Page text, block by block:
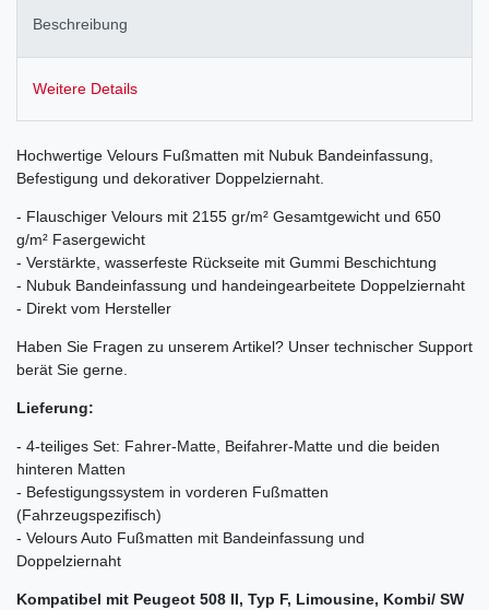
Beschreibung
Weitere Details
Hochwertige Velours Fußmatten mit Nubuk Bandeinfassung,
Befestigung und dekorativer Doppelziernaht.
- Flauschiger Velours mit 2155 gr/m² Gesamtgewicht und 650
g/m² Fasergewicht
- Verstärkte, wasserfeste Rückseite mit Gummi Beschichtung
- Nubuk Bandeinfassung und handeingearbeitete Doppelziernaht
- Direkt vom Hersteller
Haben Sie Fragen zu unserem Artikel? Unser technischer Support
berät Sie gerne.
Lieferung:
- 4-teiliges Set: Fahrer-Matte, Beifahrer-Matte und die beiden
hinteren Matten
- Befestigungssystem in vorderen Fußmatten
(Fahrzeugspezifisch)
- Velours Auto Fußmatten mit Bandeinfassung und
Doppelziernaht
Kompatibel mit Peugeot 508 II, Typ F, Limousine, Kombi/ SW